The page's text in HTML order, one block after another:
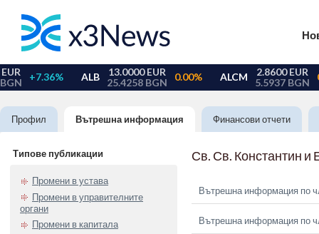
Профил Вътрешна информация Финансови отчети
Типове публикации
Промени в устава
Промени в управителните
органи
Промени в капитала
Св. Св. Константин
Вътрешна информация по
Вътрешна информация по